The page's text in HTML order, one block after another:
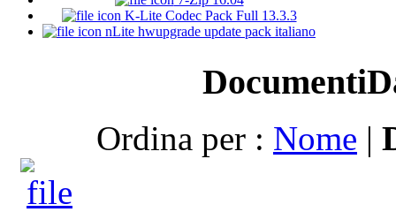
K-Lite Codec Pack Full 13.3.3
nLite hwupgrade update pack italiano
Documenti
Ordina per : Nome |